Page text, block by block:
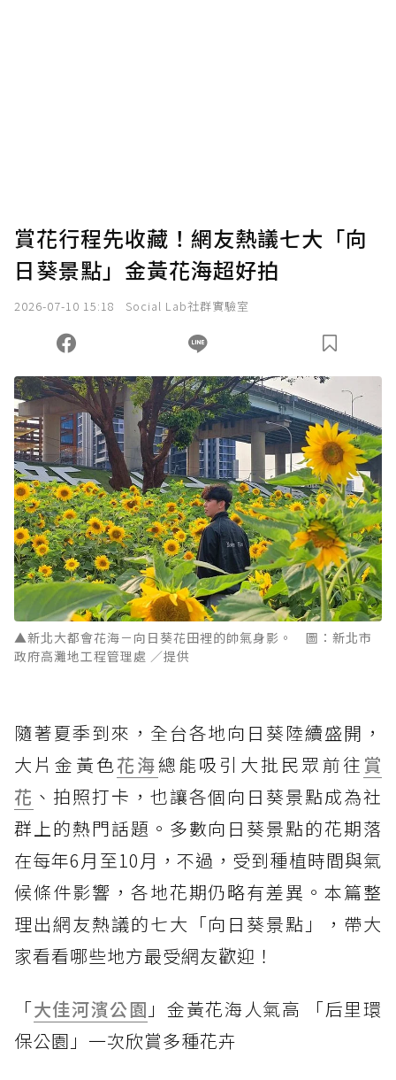
賞花行程先收藏！網友熱議七大「向
日葵景點」金黃花海超好拍
2026-07-10 15:18 Social Lab社群實驗室
▲新北大都會花海－向日葵花田裡的帥氣身影。 圖：新北市
政府高灘地工程管理處 ／提供
隨著夏季到來，全台各地向日葵陸續盛開，
大片金黃色花海總能吸引大批民眾前往 賞
花 、拍照打卡，也讓各個向日葵景點成為社
群上的熱門話題。多數向日葵景點的花期落
在每年6月至10月，不過，受到種植時間與氣
候條件影響，各地花期仍略有差異。本篇整
理出網友熱議的七大「向日葵景點」，帶大
家看看哪些地方最受網友歡迎！
「大佳河濱公園 」金黃花海人氣高 「后里環
保公園」一次欣賞多種花卉